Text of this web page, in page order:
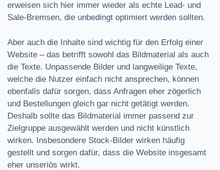
erweisen sich hier immer wieder als echte Lead- und
Sale-Bremsen, die unbedingt optimiert werden sollten.
Aber auch die Inhalte sind wichtig für den Erfolg einer
Website – das betrifft sowohl das Bildmaterial als auch
die Texte. Unpassende Bilder und langweilige Texte,
welche die Nutzer einfach nicht ansprechen, können
ebenfalls dafür sorgen, dass Anfragen eher zögerlich
und Bestellungen gleich gar nicht getätigt werden.
Deshalb sollte das Bildmaterial immer passend zur
Zielgruppe ausgewählt werden und nicht künstlich
wirken. Insbesondere Stock-Bilder wirken häufig
gestellt und sorgen dafür, dass die Website insgesamt
eher unseriös wirkt.